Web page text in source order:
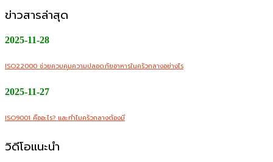
ข่าวสารล่าสุด
2025-11-28
ISO22000 ช่วยควบคุมความปลอดภัยอาหารในครัวกลางอย่างไร
2025-11-27
ISO9001 คืออะไร? และทำไมครัวกลางต้องมี
วิดีโอแนะนำ